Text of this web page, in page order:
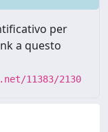
per
a questo
11383/2130